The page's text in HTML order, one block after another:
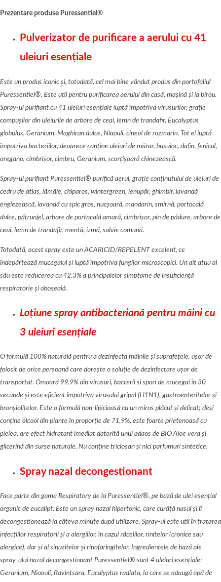
Prezentare produse Puressentiel ®
Pulverizator de purificare a aerului cu 41
uleiuri esențiale
Este un produs iconic și, totodată, cel mai bine vândut produs din portofoliul
Puressentiel®. Este util pentru purificarea aerului din casă, mașină și la birou.
Spray-ul purifiant cu 41 uleiuri esențiale luptă împotriva virusurilor, grație
compușilor din uleiurile de arbore de ceai, lemn de trandafir, Eucalyptus
globulus, Geranium, Maghiran dulce, Niaouli, cineol de rozmarin. Tot el luptă
împotriva bacteriilor, deoarece conține uleiuri de mărar, busuioc, dafin, fenicul,
oregano, cimbrișor, cimbru, Geranium, scorțișoară chinezească.
Spray-ul purifiant Puressentiel® purifică aerul, grație conținutului de uleiuri de
cedru de atlas, lămâie, chiparos, wintergreen, ienupăr, ghimbir, lavandă
englezească, lavandă cu spic gros, nucșoară, mandarin, smirnă, portocală
dulce, pătrunjel, arbore de portocală amară, cimbrișor, pin de pădure, arbore de
ceai, lemn de trandafir, mentă, izmă, salvie comună.
Totodată, acest spray este un ACARICID/REPELENT excelent, ce
îndepărtează mucegaiul și luptă împotriva fungilor microscopici. Un alt atuu al
său este reducerea cu 42.3% a principalelor simptome de insuficiență
respiratorie și oboseală.
Loțiune spray antibacteriană pentru mâini cu
3 uleiuri esențiale
O formulă 100% naturală pentru a dezinfecta mâinile și suprafețele, ușor de
folosit de orice persoană care dorește o soluție de dezinfectare ușor de
transportat. Omoară 99,9% din virusuri, bacterii si spori de mucegai în 30
secunde și este eficient împotriva virusului gripal (H1N1), gastroenteritelor și
bronșiolitelor. Este o formulă non-lipicioasă cu un miros plăcut și delicat; deși
conține alcool din plante în proporție de 71,9%, este foarte prietenoasă cu
pielea, are efect hidratant imediat datorită unui adaos de BIO Aloe vera și
glicerină din surse naturale. Nu conține triclosan și nici parfumuri sintetice.
Spray nazal decongestionant
Face parte din gama Respiratory de la Puressentiel®, pe bază de ulei esențial
organic de eucalipt. Este un spray nazal hipertonic, care curăță nasul și îl
decongestionează la câteva minute după utilizare. Spray-ul este util în tratarea
infecțiilor respiratorii și a alergiilor, în cazul răcelilor, rinitelor (cronice sau
alergice), dar și al sinuzitelor și rinofaringitelor. Ingredientele de bază ale
spray-ului nazal decongestionant Puressentiel® sunt 4 uleiuri esențiale:
Geranium, Niaouli, Ravintsara, Eucalyptus radiata, la care se adaugă apă de